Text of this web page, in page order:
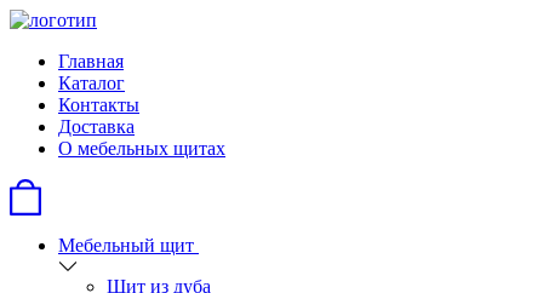
Главная
Каталог
Контакты
Доставка
О мебельных щитах
Мебельный щит
Щит из дуба